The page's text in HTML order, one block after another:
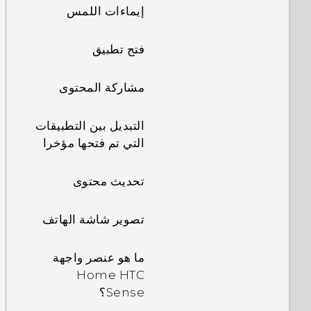
إيماءات اللمس
فتح تطبيق
مشاركة المحتوى
التبديل بين التطبيقات
التي تم فتحها مؤخرا
تحديث محتوى
تصوير شاشة الهاتف
ما هو عنصر واجهة
Home HTC
Sense؟